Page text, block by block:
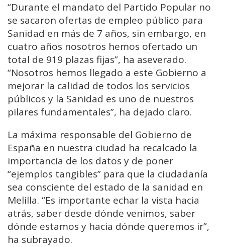
“Durante el mandato del Partido Popular no
se sacaron ofertas de empleo público para
Sanidad en más de 7 años, sin embargo, en
cuatro años nosotros hemos ofertado un
total de 919 plazas fijas”, ha aseverado.
“Nosotros hemos llegado a este Gobierno a
mejorar la calidad de todos los servicios
públicos y la Sanidad es uno de nuestros
pilares fundamentales”, ha dejado claro.
La máxima responsable del Gobierno de
España en nuestra ciudad ha recalcado la
importancia de los datos y de poner
“ejemplos tangibles” para que la ciudadanía
sea consciente del estado de la sanidad en
Melilla. “Es importante echar la vista hacia
atrás, saber desde dónde venimos, saber
dónde estamos y hacia dónde queremos ir”,
ha subrayado.